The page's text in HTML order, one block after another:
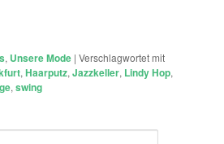
, Unsere Mode |Verschlagwortet mit
,Haarputz,Jazzkeller, Lindy Hop,
,swing